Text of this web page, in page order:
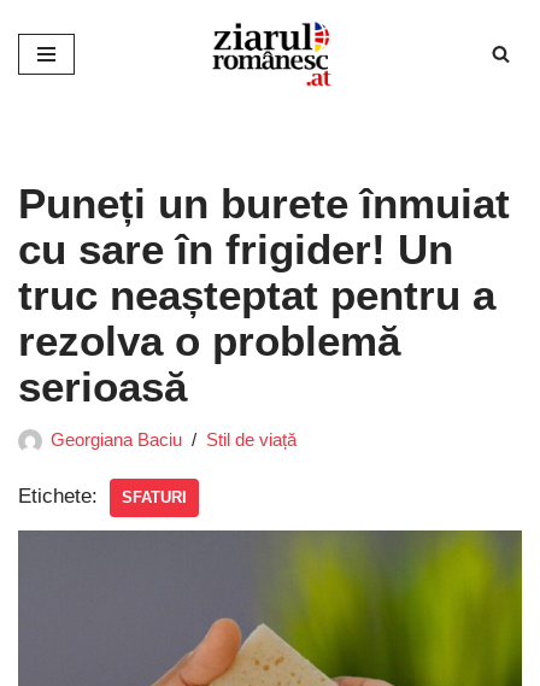
Sari
Puneți un burete înmuiat
cu sare în frigider! Un
truc neașteptat pentru a
rezolva o problemă
serioasă
Georgiana Baciu Stil de viață
Etichete: SFATURI